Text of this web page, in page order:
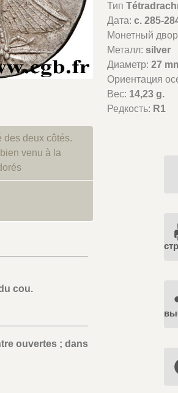
Тип
Дата:c. 285-
Монетный
Металл:silver
Диаметр:27
Ориентация
Вес: 14,23 g.
Редкость: R1
des deux côtés.
venu à la
cou.
ouvertes ; dans